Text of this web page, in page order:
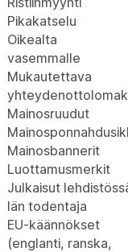
Pikakatselu
Oikealta
vasemmalle
Mukautettava
Mainosruudut
Mainosbannerit
Luottamusmerkit
Julkaisut
Iän todentaja
EU-käännökset
(englanti, ranska,